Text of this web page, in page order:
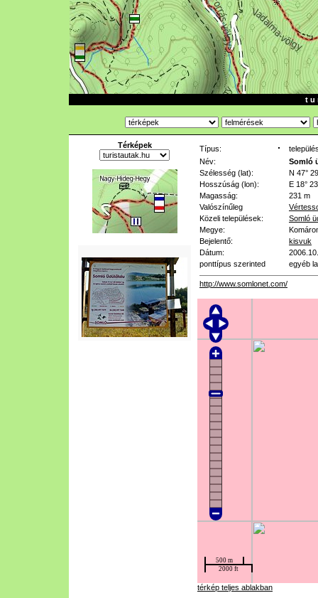
t u
Térképek Típus:
Név:
Somló
Szélesség (lat):
N 47°
Hosszúság (lon):
E 18°
Magasság:
231 m
Valószínűleg
Közeli települések:
Somló
Megye:
Bejelentő:
kisvuk
Dátum:
ponttípus szerinted
egyéb
http://www.somlonet.com/
térkép teljes ablakban